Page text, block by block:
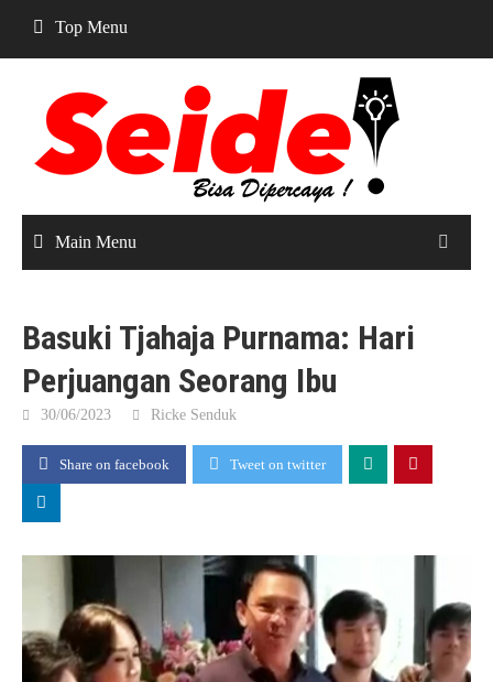
content
Top Menu
Main Menu
Basuki Tjahaja Purnama: Hari
Perjuangan Seorang Ibu
30/06/2023 Ricke Senduk
Share on facebook Tweet on twitter